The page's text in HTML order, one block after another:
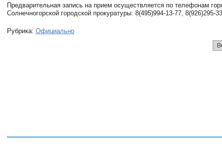
Предварительная запись на прием осуществляется по телефонам
Солнечногорской городской прокуратуры: 8(495)994-13-77, 8(926)295-
Рубрика: Официально